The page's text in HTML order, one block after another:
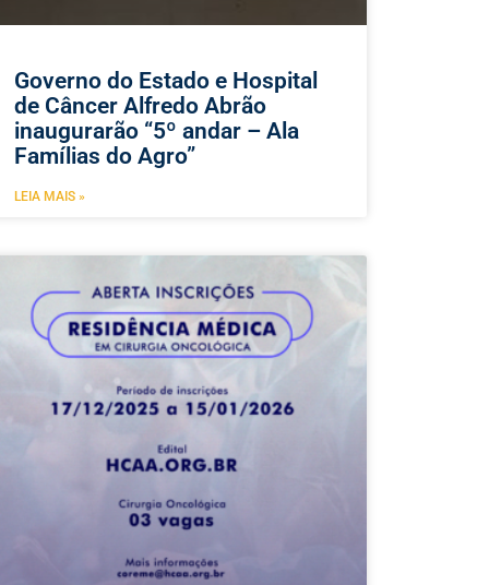
Governo do Estado e Hospital
de Câncer Alfredo Abrão
inaugurarão “5º andar – Ala
Famílias do Agro”
LEIA MAIS »